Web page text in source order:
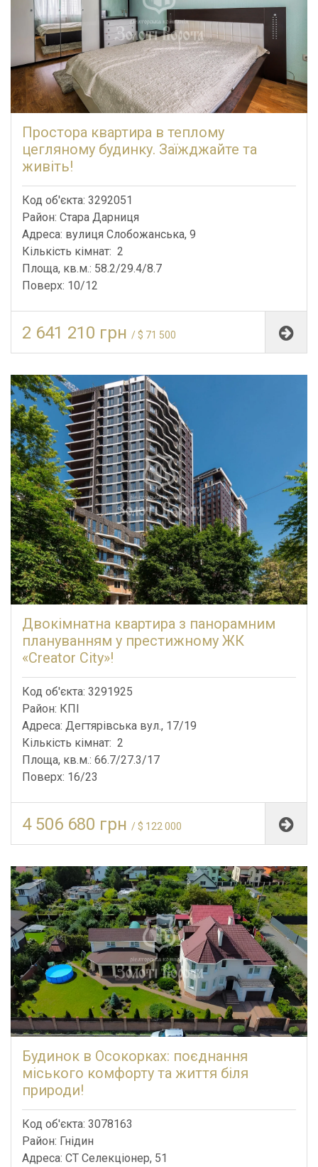
Простора квартира в теплому
цегляному будинку. Заїжджайте та
живіть!
Код об'єкта: 3292051
Район: Стара Дарниця
Адреса: вулиця Слобожанська, 9
Кількість кімнат: 2
Площа, кв.м.: 58.2/29.4/8.7
Поверх: 10/12
2 641 210 грн / $ 71 500
Двокімнатна квартира з панорамним
плануванням у престижному ЖК
«Creator City»!
Код об'єкта: 3291925
Район: КПІ
Адреса: Дегтярівська вул., 17/19
Кількість кімнат: 2
Площа, кв.м.: 66.7/27.3/17
Поверх: 16/23
4 506 680 грн / $ 122 000
Будинок в Осокорках: поєднання
міського комфорту та життя біля
природи!
Код об'єкта: 3078163
Район: Гнідин
Адреса: СТ Селекціонер, 51